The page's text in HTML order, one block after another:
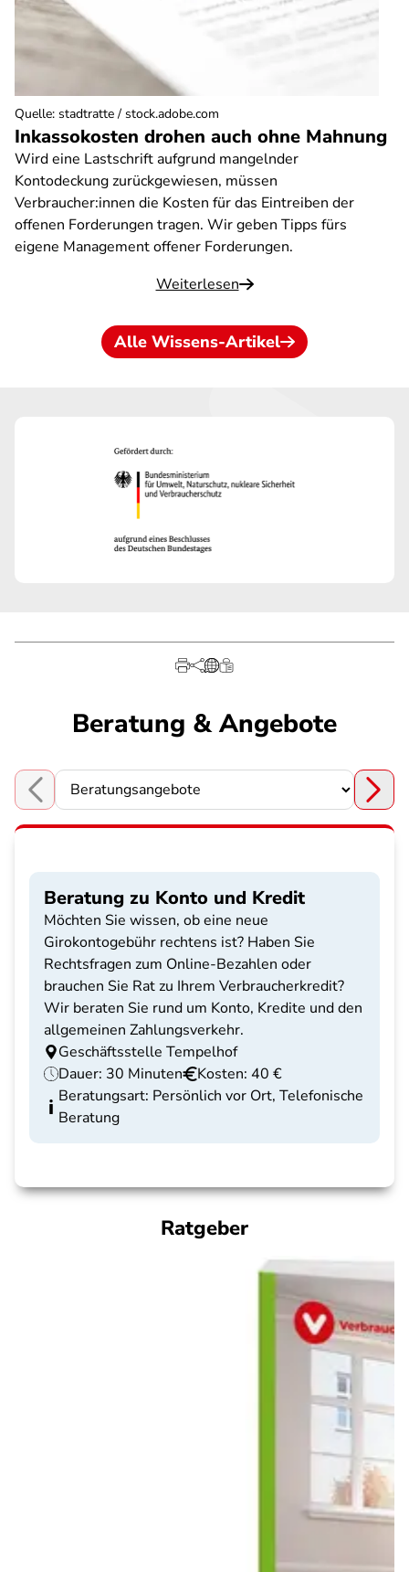
Inkassokosten drohen auch ohne Mahnung
Wird eine Lastschrift aufgrund mangelnder
Kontodeckung zurückgewiesen, müssen
Verbraucher:innen die Kosten für das Eintreiben der
offenen Forderungen tragen. Wir geben Tipps fürs
eigene Management offener Forderungen.
Weiterlesen
Quelle: stadtratte / stock.adobe.com
Alle Wissens-Artikel
Beratung & Angebote
Choose a section
Beratung zu Konto und Kredit
Möchten Sie wissen, ob eine neue
Girokontogebühr rechtens ist? Haben Sie
Rechtsfragen zum Online-Bezahlen oder
brauchen Sie Rat zu Ihrem Verbraucherkredit?
Wir beraten Sie rund um Konto, Kredite und den
allgemeinen Zahlungsverkehr.
Geschäftsstelle Tempelhof
Dauer: 30 Minuten
Kosten: 40 €
Beratungsart: Persönlich vor Ort, Telefonische
Beratung
Ratgeber